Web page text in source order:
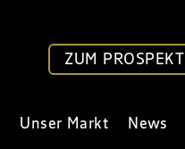
ZUM PROSPEKT
Unser Markt News